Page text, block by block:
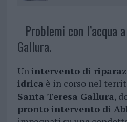
Problemi con l’acqua
Gallura.
Unintervento di
idrica è in corso nel
Santa Teresa Gallura,
pronto intervento di